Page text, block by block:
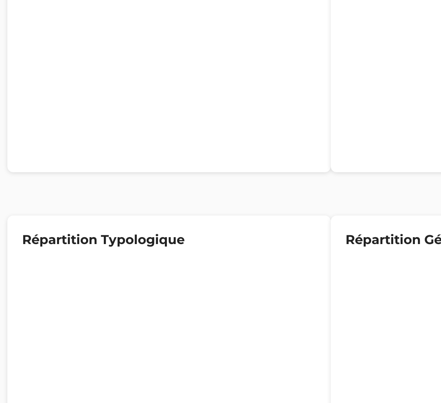
Répartition Typologique Répartition